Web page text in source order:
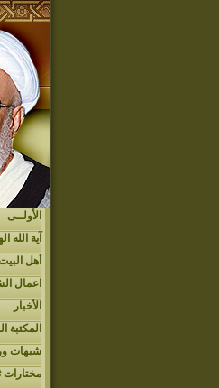
الأولــى
آية الله
أهل
اعمال
الأخبار
المكتبة
شبهات
مختارات